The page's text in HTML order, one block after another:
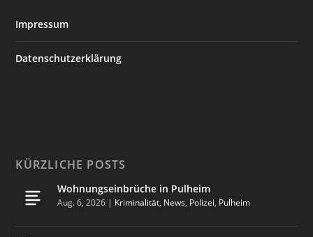
Impressum
Datenschutzerklärung
KÜRZLICHE POSTS
Wohnungseinbrüche in Pulheim
Aug. 6, 2026 | Kriminalität, News, Polizei, Pulheim